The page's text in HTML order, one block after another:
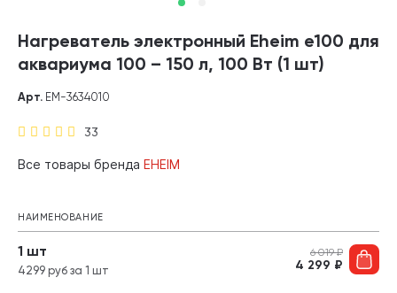
Нагреватель электронный Eheim е100 для
аквариума 100 – 150 л, 100 Вт (1 шт)
33
Арт. EM-3634010
Все товары бренда EHEIM
НАИМЕНОВАНИЕ
1 шт
4299 руб за 1 шт
6 019₽
4 299 ₽